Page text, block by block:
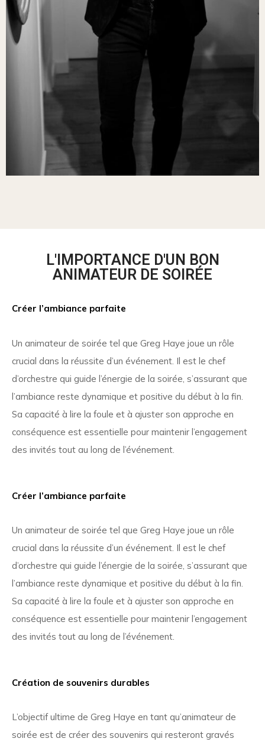
L'IMPORTANCE D'UN BON
ANIMATEUR DE SOIRÉE
Créer l’ambiance parfaite
Un animateur de soirée tel que Greg Haye joue un rôle
crucial dans la réussite d’un événement. Il est le chef
d’orchestre qui guide l’énergie de la soirée, s’assurant que
l’ambiance reste dynamique et positive du début à la fin.
Sa capacité à lire la foule et à ajuster son approche en
conséquence est essentielle pour maintenir l’engagement
des invités tout au long de l’événement.
Créer l’ambiance parfaite
Un animateur de soirée tel que Greg Haye joue un rôle
crucial dans la réussite d’un événement. Il est le chef
d’orchestre qui guide l’énergie de la soirée, s’assurant que
l’ambiance reste dynamique et positive du début à la fin.
Sa capacité à lire la foule et à ajuster son approche en
conséquence est essentielle pour maintenir l’engagement
des invités tout au long de l’événement.
Création de souvenirs durables
L’objectif ultime de Greg Haye en tant qu’animateur de
soirée est de créer des souvenirs qui resteront gravés